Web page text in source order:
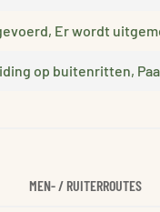
Er wordt
op buitenritten,
MEN- / RUITERROUTES